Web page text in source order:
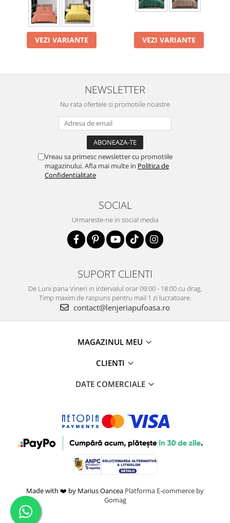
VEZI VARIANTE VEZI VARIANTE
NEWSLETTER
Nu rata ofertele si promotiile noastre
Vreau sa primesc newsletter cu promotiile
magazinului. Afla mai multe in Politica de
Confidentialitate
SOCIAL
Urmareste-ne in social media
SUPORT CLIENTI
De Luni pana Vineri in intervalul orar 09:00 - 18:00 cu drag.
Timp maxim de raspuns pentru mail 1 zi lucratoare.
contact@lenjeriapufoasa.ro
MAGAZINUL MEU
CLIENTI
DATE COMERCIALE
Made with ❤️ by Marius Oancea Platforma E-commerce by
Gomag